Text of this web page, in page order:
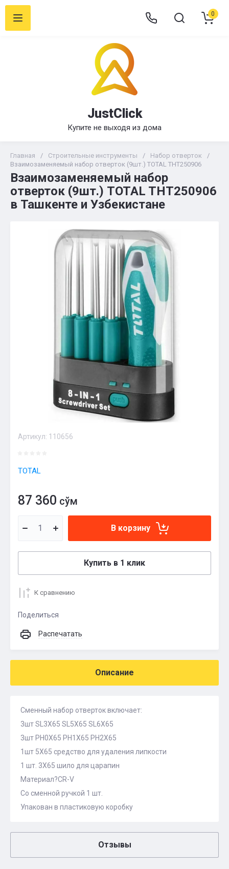
JustClick
Купите не выходя из дома
0
Главная / Строительные инструменты / Набор отверток
/
Взаимозаменяемый набор отверток (9шт.) TOTAL THT250906
Взаимозаменяемый набор
отверток (9шт.) TOTAL THT250906
в Ташкенте и Узбекистане
Артикул: 110656
TOTAL
87 360 сўм
В корзину
Купить в 1 клик
К сравнению
Поделиться
Распечатать
Описание
Сменный набор отверток включает:
3шт SL3X65 SL5X65 SL6X65
3шт PH0X65 PH1X65 PH2X65
1шт 5X65 средство для удаления липкости
1 шт. 3X65 шило для царапин
Материал?CR-V
Cо сменной ручкой 1 шт.
Упакован в пластиковую коробку
Отзывы